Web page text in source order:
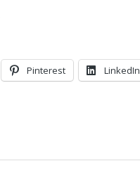
Pinterest LinkedIn